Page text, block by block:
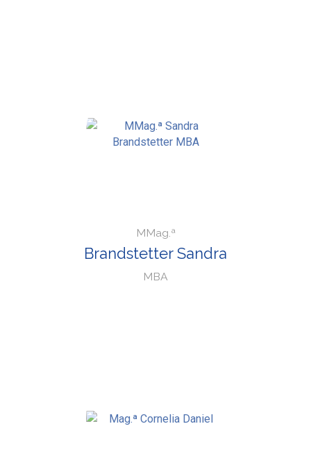
MMag.ª
Brandstetter Sandra
MBA